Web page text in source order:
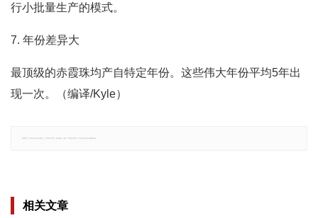
行小批量生产的模式。
7. 年份差异大
最顶级的赤霞珠均产自特定年份。这些伟大年份平均5年出
现一次。（编译/Kyle）
相关文章